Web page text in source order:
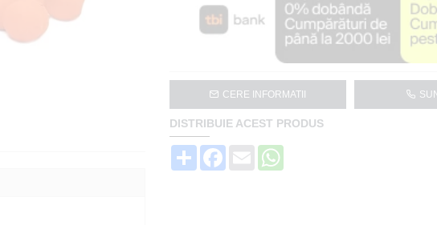
CERE INFORMATII
DISTRIBUIE ACEST PRODUS
Share Facebook
Email